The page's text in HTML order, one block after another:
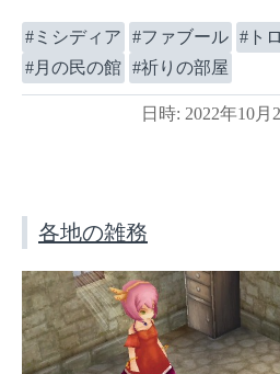
ミシディア ファブール ト
月の民の館
祈りの部屋
日時: 2022年10月
各地の雑務